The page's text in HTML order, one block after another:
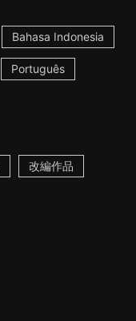
Bahasa Indonesia
Português
改編作品